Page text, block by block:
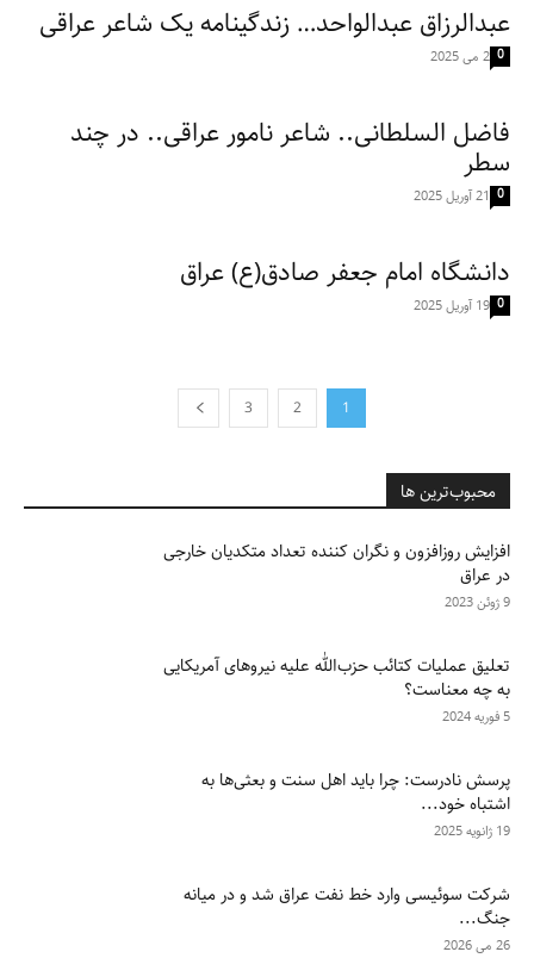
عبدالرزاق عبدالواحد… زندگینامه یک شاعر عراقی
2 می 2025 0
فاضل السلطانی.. شاعر نامور عراقی.. در چند
سطر
21 آوریل 2025 0
دانشگاه امام جعفر صادق(ع) عراق
19 آوریل 2025 0
1
2
3
محبوب‌ترین ها
افزایش روزافزون و نگران کننده تعداد متکدیان خارجی
در عراق
9 ژوئن 2023
تعلیق عملیات کتائب حزب‌الله علیه نیروهای آمریکایی
به چه معناست؟
5 فوریه 2024
پرسش نادرست: چرا باید اهل سنت و بعثی‌ها به
اشتباه خود...
19 ژانویه 2025
شرکت سوئیسی وارد خط نفت عراق شد و در میانه
جنگ...
26 می 2026